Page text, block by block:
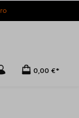
0,00 €*